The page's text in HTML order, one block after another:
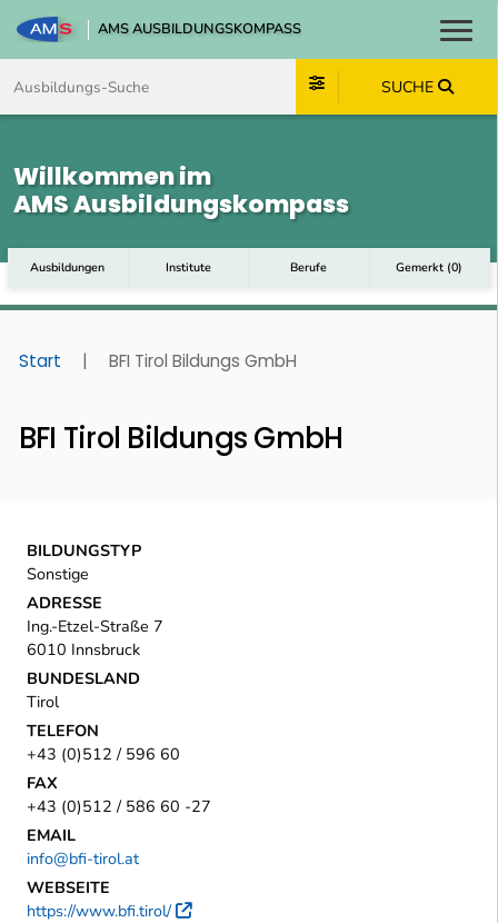
AMS AUSBILDUNGSKOMPASS
SUCHE
Willkommen im
AMS Ausbildungskompass
Ausbildungen Institute Berufe Gemerkt (0)
Start | BFI Tirol Bildungs GmbH
BFI Tirol Bildungs GmbH
BILDUNGSTYP
Sonstige
ADRESSE
Ing.-Etzel-Straße 7
6010 Innsbruck
BUNDESLAND
Tirol
TELEFON
+43 (0)512 / 596 60
FAX
+43 (0)512 / 586 60 -27
EMAIL
info@bfi-tirol.at
WEBSEITE
https://www.bfi.tirol/
Externer Link